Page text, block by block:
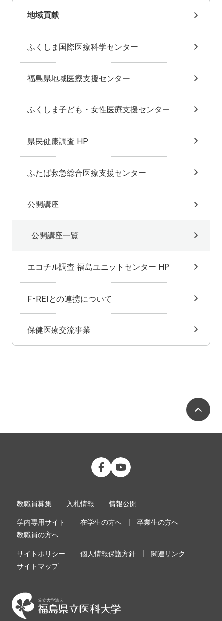
地域貢献
ふくしま国際医療科学センター
福島県地域医療支援センター
ふくしま子ども・女性医療支援センター
県民健康調査 HP
ふたば救急総合医療支援センター
公開講座
公開講座一覧
エコチル調査 福島ユニットセンター HP
F-REIとの連携について
保健医療交流事業
公立大学法人 福島県立医科大学
教職員募集 入札情報 情報公開
学内専用サイト 在学生の方へ
卒業生の方へ
教職員の方へ
サイトポリシー 個人情報保護方針
関連リンク
サイトマップ